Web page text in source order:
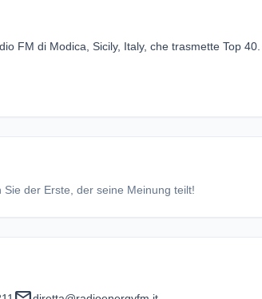
FM di Modica, Sicily, Italy, che trasmette Top 40.
der Erste, der seine Meinung teilt!